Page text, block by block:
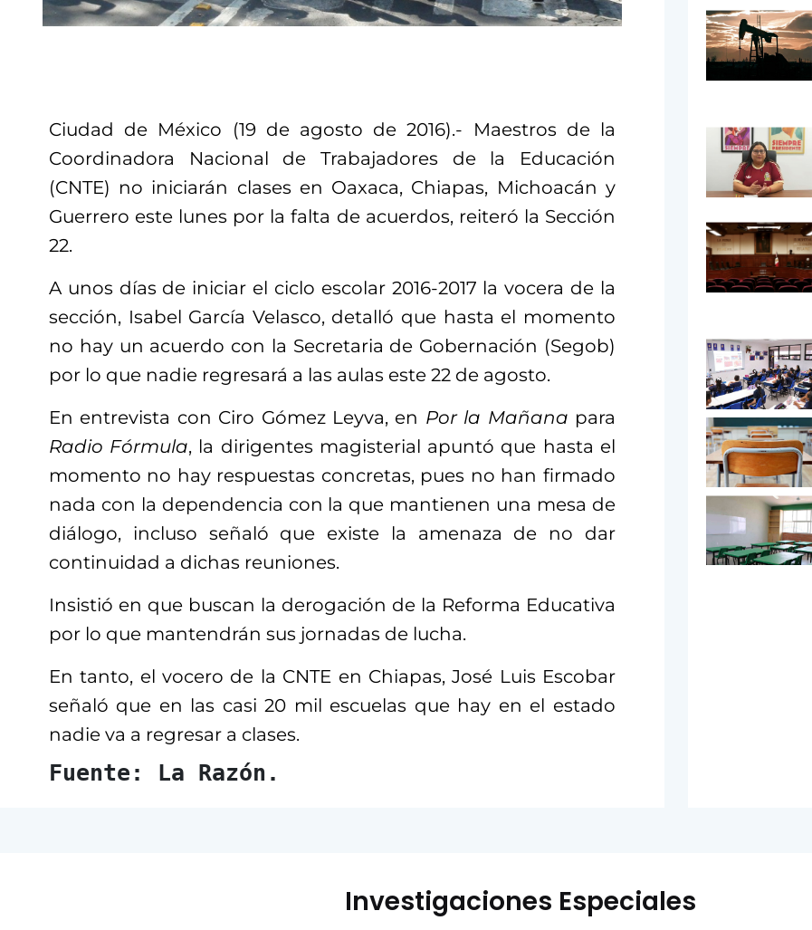
Ciudad de México (19 de agosto de 2016).- Maestros de la
Coordinadora Nacional de Trabajadores de la Educación
(CNTE) no iniciarán clases en Oaxaca, Chiapas, Michoacán y
Guerrero este lunes por la falta de acuerdos, reiteró la Sección
22.
A unos días de iniciar el ciclo escolar 2016-2017 la vocera de la
sección, Isabel García Velasco, detalló que hasta el momento
no hay un acuerdo con la Secretaria de Gobernación (Segob)
por lo que nadie regresará a las aulas este 22 de agosto.
En entrevista con Ciro Gómez Leyva, en Por la Mañana para
Radio Fórmula, la dirigentes magisterial apuntó que hasta el
momento no hay respuestas concretas, pues no han firmado
nada con la dependencia con la que mantienen una mesa de
diálogo, incluso señaló que existe la amenaza de no dar
continuidad a dichas reuniones.
Insistió en que buscan la derogación de la Reforma Educativa
por lo que mantendrán sus jornadas de lucha.
En tanto, el vocero de la CNTE en Chiapas, José Luis Escobar
señaló que en las casi 20 mil escuelas que hay en el estado
nadie va a regresar a clases.
Fuente: La Razón.
Investigaciones Especiales